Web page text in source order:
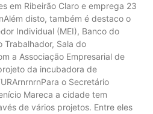
em Ribeirão Claro e emprega 23
disto, também é destaco o
Individual (MEI), Banco do
Trabalhador, Sala do
a Associação Empresarial de
da incubadora de
o Secretário
Mareca a cidade tem
de vários projetos. Entre eles